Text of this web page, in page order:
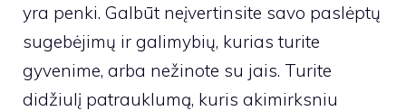
yra penki. Galbūt neįvertinsite savo paslėptų
sugebėjimų ir galimybių, kurias turite
gyvenime, arba nežinote su jais. Turite
didžiulį patrauklumą, kuris akimirksniu